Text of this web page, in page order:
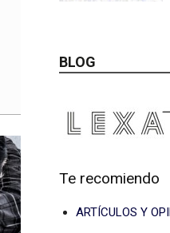
BLOG
Te recomiendo
ARTÍCULOS Y